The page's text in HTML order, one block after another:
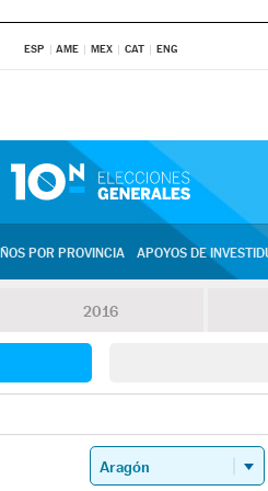
ESP AME MEX CAT ENG
POR PROVINCIA APOYOS DE
2016